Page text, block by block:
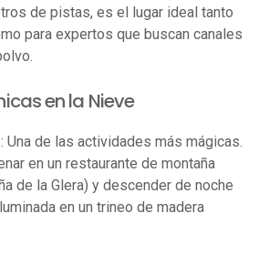
de pistas, es el lugar ideal tanto
para expertos que buscan canales
en la Nieve
: Una de las actividades más mágicas.
en un restaurante de montaña
de la Glera) y descender de noche
en un trineo de madera